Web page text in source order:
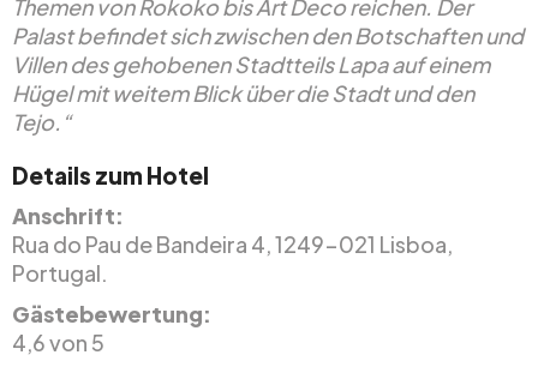
Themen von Rokoko bis Art Deco reichen. Der
Palast befindet sich zwischen den Botschaften und
Villen des gehobenen Stadtteils Lapa auf einem
Hügel mit weitem Blick über die Stadt und den
Tejo.“
Details zum Hotel
Anschrift:
Rua do Pau de Bandeira 4, 1249-021 Lisboa,
Portugal.
Gästebewertung:
4,6 von 5